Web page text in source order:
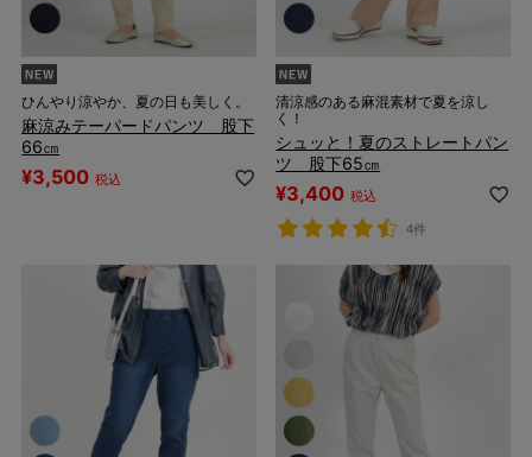
ひんやり涼やか、夏の日も美しく。
麻涼みテーパードパンツ 股下
66㎝
¥3,500 税込
清涼感のある麻混素材で夏を涼し
く！
シュッと！夏のストレートパン
ツ 股下65㎝
¥3,400 税込
4件